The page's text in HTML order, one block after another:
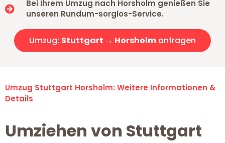
Bei Ihrem Umzug nach Horsholm genießen Sie
unseren Rundum-sorglos-Service.
Umzug: Stuttgart → Horsholm anfragen
Umzug Stuttgart Horsholm: Weitere Informationen &
Details
Umziehen von Stuttgart